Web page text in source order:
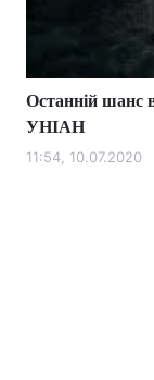
Останній шанс
УНІАН
11:54, 10.07.2020